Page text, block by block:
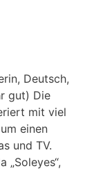
Deutsch,
gut) Die
mit viel
einen
und TV.
„Soleyes“,